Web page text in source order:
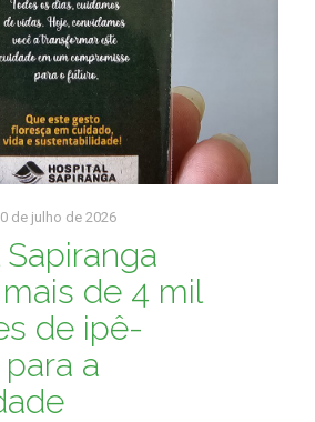
de julho de 2026
de 4 mil
de ipê-
a